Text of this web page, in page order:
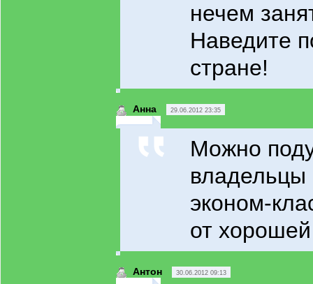
нечем
Наведите
стране!
Анна 29.06.2012 23:35
Можно
владельцы
эконом-
от
Антон 30.06.2012 09:13